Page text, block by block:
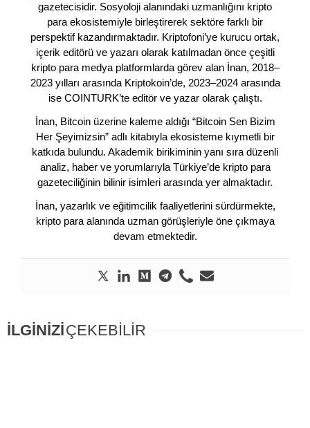
gazetecisidir. Sosyoloji alanındaki uzmanlığını kripto
para ekosistemiyle birleştirerek sektöre farklı bir
perspektif kazandırmaktadır. Kriptofoni’ye kurucu ortak,
içerik editörü ve yazarı olarak katılmadan önce çeşitli
kripto para medya platformlarda görev alan İnan, 2018–
2023 yılları arasında Kriptokoin’de, 2023–2024 arasında
ise COINTURK’te editör ve yazar olarak çalıştı.
İnan, Bitcoin üzerine kaleme aldığı “Bitcoin Sen Bizim
Her Şeyimizsin” adlı kitabıyla ekosisteme kıymetli bir
katkıda bulundu. Akademik birikiminin yanı sıra düzenli
analiz, haber ve yorumlarıyla Türkiye’de kripto para
gazeteciliğinin bilinir isimleri arasında yer almaktadır.
İnan, yazarlık ve eğitimcilik faaliyetlerini sürdürmekte,
kripto para alanında uzman görüşleriyle öne çıkmaya
devam etmektedir.
İLGİNİZİÇEKEBİLİR